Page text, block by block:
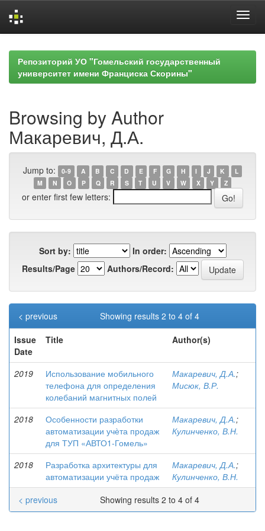
navigationРепозиторий УО "Гомельский государственный
университет имени Франциска Скорины"
Browsing by Author
Макаревич, Д.А.
Jump to: 0-9 A B C D E F G H I J K
L
M
N O P Q R S T U V W X Y Z
or enter first few letters:
Sort by:
In order:
Results/Page
Authors/Record:
Showing results 2 to 4 of 4
< previous
Issue
Date
Title Author(s)
2019
Использование мобильного
телефона для определения
колебаний магнитных полей
Макаревич, Д.А.;
Мисюк, В.Р.
2018
Особенности разработки
автоматизации учѐта продаж
для ТУП «АВТО1-Гомель»
Макаревич, Д.А.;
Кулинченко, В.Н.
2018
Разработка архитектуры для
автоматизации учёта продаж
Макаревич, Д.А.;
Кулинченко, В.Н.
Showing results 2 to 4 of 4
< previous